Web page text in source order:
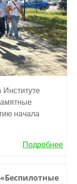
начала
Подробнее